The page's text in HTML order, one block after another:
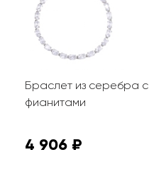
Браслет из серебра с
фианитами
4 906 ₽